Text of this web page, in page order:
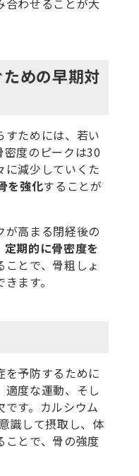
めの早期対
すためには、若い
密度のピークは30
に減少していくた
を強化することが
が高まる閉経後の
定期的に骨密度を
ことで、骨粗しょ
ます。
を予防するために
適度な運動、そし
す。カルシウム
識して摂取し、体
ことで、骨の強度